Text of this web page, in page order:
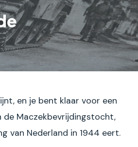
en je bent klaar voor een
Maczekbevrijdingstocht,
van Nederland in 1944 eert.